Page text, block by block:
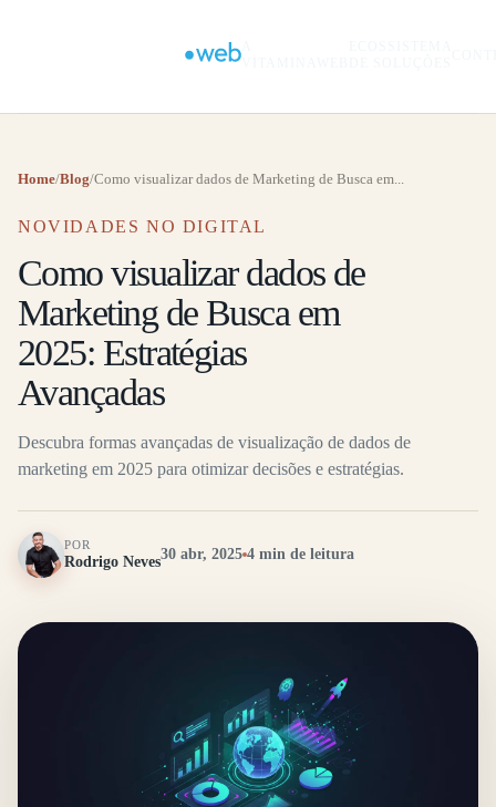
Home/Blog/Como visualizar dados de Marketing de Busca em...
NOVIDADES NO DIGITAL
Como visualizar dados de
Marketing de Busca em
2025: Estratégias
Avançadas
Descubra formas avançadas de visualização de dados de
marketing em 2025 para otimizar decisões e estratégias.
POR
Rodrigo Neves30 abr, 2025 4 min de leitura